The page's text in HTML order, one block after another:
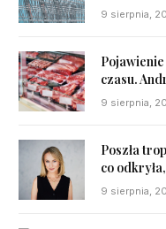
9 sierpnia,
czasu.
9 sierpnia,
Poszła
co
9 sierpnia,